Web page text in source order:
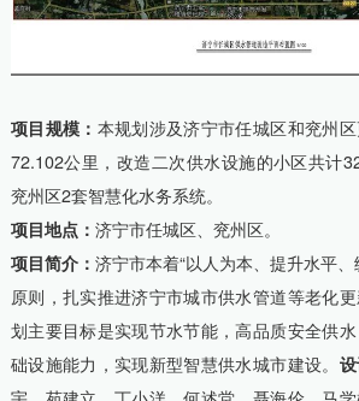
项目规模： 本规划涉及济宁市任城区和兖州
72.102公里，改造二次供水设施的小区共计
兖州区2套智慧化水务系统。
项目地点： 济宁市任城区、兖州区。
项目简介： 济宁市本着“以人为本、提升水平
原则，扎实推进济宁市城市供水管道等老化
划主要目标是实现节水节能，高品质安全供
础设施能力，实现新型智慧供水城市建设。